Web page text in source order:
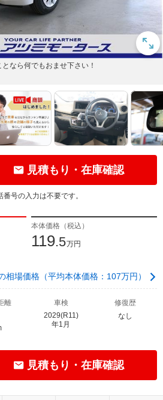
なら何でもおませ下さい！
見積もり・在庫確認
号の入力は不要です。
本体価格（税込）
119.5万円
相場価格（平均本体価格：107万円）
離
車検
2029(R11)
年1月
修復歴
なし
見積もり・在庫確認